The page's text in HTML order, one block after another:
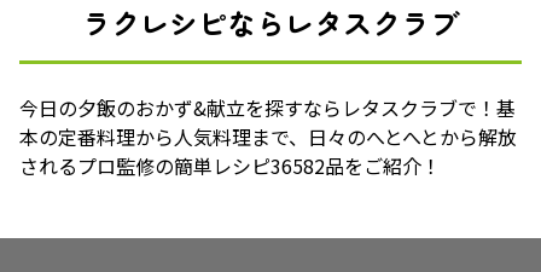
ラクレシピならレタスクラブ
今日の夕飯のおかず&献立を探すならレタスクラブで！基
本の定番料理から人気料理まで、日々のへとへとから解放
されるプロ監修の簡単レシピ36582品をご紹介！